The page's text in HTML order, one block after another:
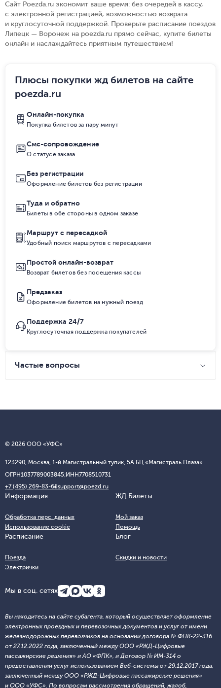
Сайт Poezda.ru экономит ваше время: без очередей в кассу,
с электронной регистрацией, возможностью возврата
и круглосуточной поддержкой. Проверьте расписание поездов
Липецк — Воронеж на poezda.ru прямо сейчас, купите билеты
онлайн и наслаждайтесь приятным путешествием!
Плюсы покупки жд билетов на сайте
poezda.ru
Онлайн-покупка
Покупка билетов за пару минут
Смс-сопровождение
О статусе заказа
Без регистрации
Оформление билетов без регистрации
Туда и обратно
Билеты в обе стороны в одном заказе
Маршрут с пересадкой
Удобный поиск маршрутов с пересадками
Простой онлайн-возврат
Возврат билетов без посещения кассы
Предзаказ
Оформление билетов на нужный поезд
Поддержка 24/7
Круглосуточная поддержка покупателей
Частые вопросы
© 2026 ООО «УФС»
123290, Москва, 1-й Магистральный тупик, 5А БЦ «Магистраль Плаза»
ОГРН1037789003845;ИНН7708510731
+7 (495) 269-83-65support@poezd.ru
Информация
Обработка перс. данных
Использование cookie
ЖД Билеты
Мой заказ
Помощь
Расписание
Поезда
Электрички
Блог
Скидки и новости
Мы в соц. сетях
Вы находитесь на сайте субагента, который осуществляет оформление
электронных проездных и перевозочных документов и услуг от имени
железнодорожных перевозчиков на основании договора № ФПК-22-316
от 27.12.2022 года, заключенный между ООО «РЖД-Цифровые
пассажирские решения» и АО «ФПК», и Договор № ИМ-314 о
предоставлении услуг использованием Веб-системы от 29.12.2017 года,
заключенный между ООО «РЖД-Цифровые пассажирские решения»
и ООО «УФС». По вопросам рассмотрения обращений, жалоб,